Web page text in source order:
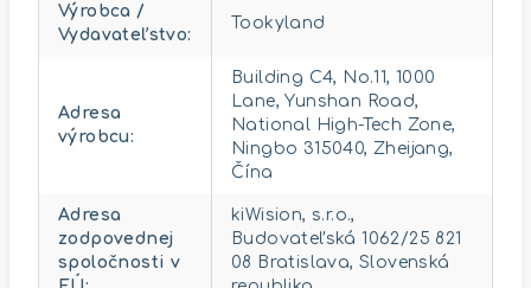
Výrobca /
Vydavateľstvo:
Tookyland
Adresa
výrobcu:
Building C4, No.11, 1000
Lane, Yunshan Road,
National High-Tech Zone,
Ningbo 315040, Zheijang,
Čína
Adresa
zodpovednej
spoločnosti v
kiWision, s.r.o.,
Budovateľská 1062/25 821
08 Bratislava, Slovenská